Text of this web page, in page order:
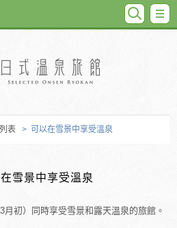
表 > 可以在雪景中享受溫泉
雪景中享受溫泉
初）同時享受雪景和露天溫泉的旅館。